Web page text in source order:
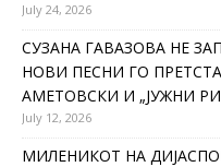
July 24, 2026
СУЗАНА ГАВАЗОВА НЕ
НОВИ ПЕСНИ ГО
АМЕТОВСКИ И „ЈУЖНИ
July 12, 2026
МИЛЕНИКОТ НА